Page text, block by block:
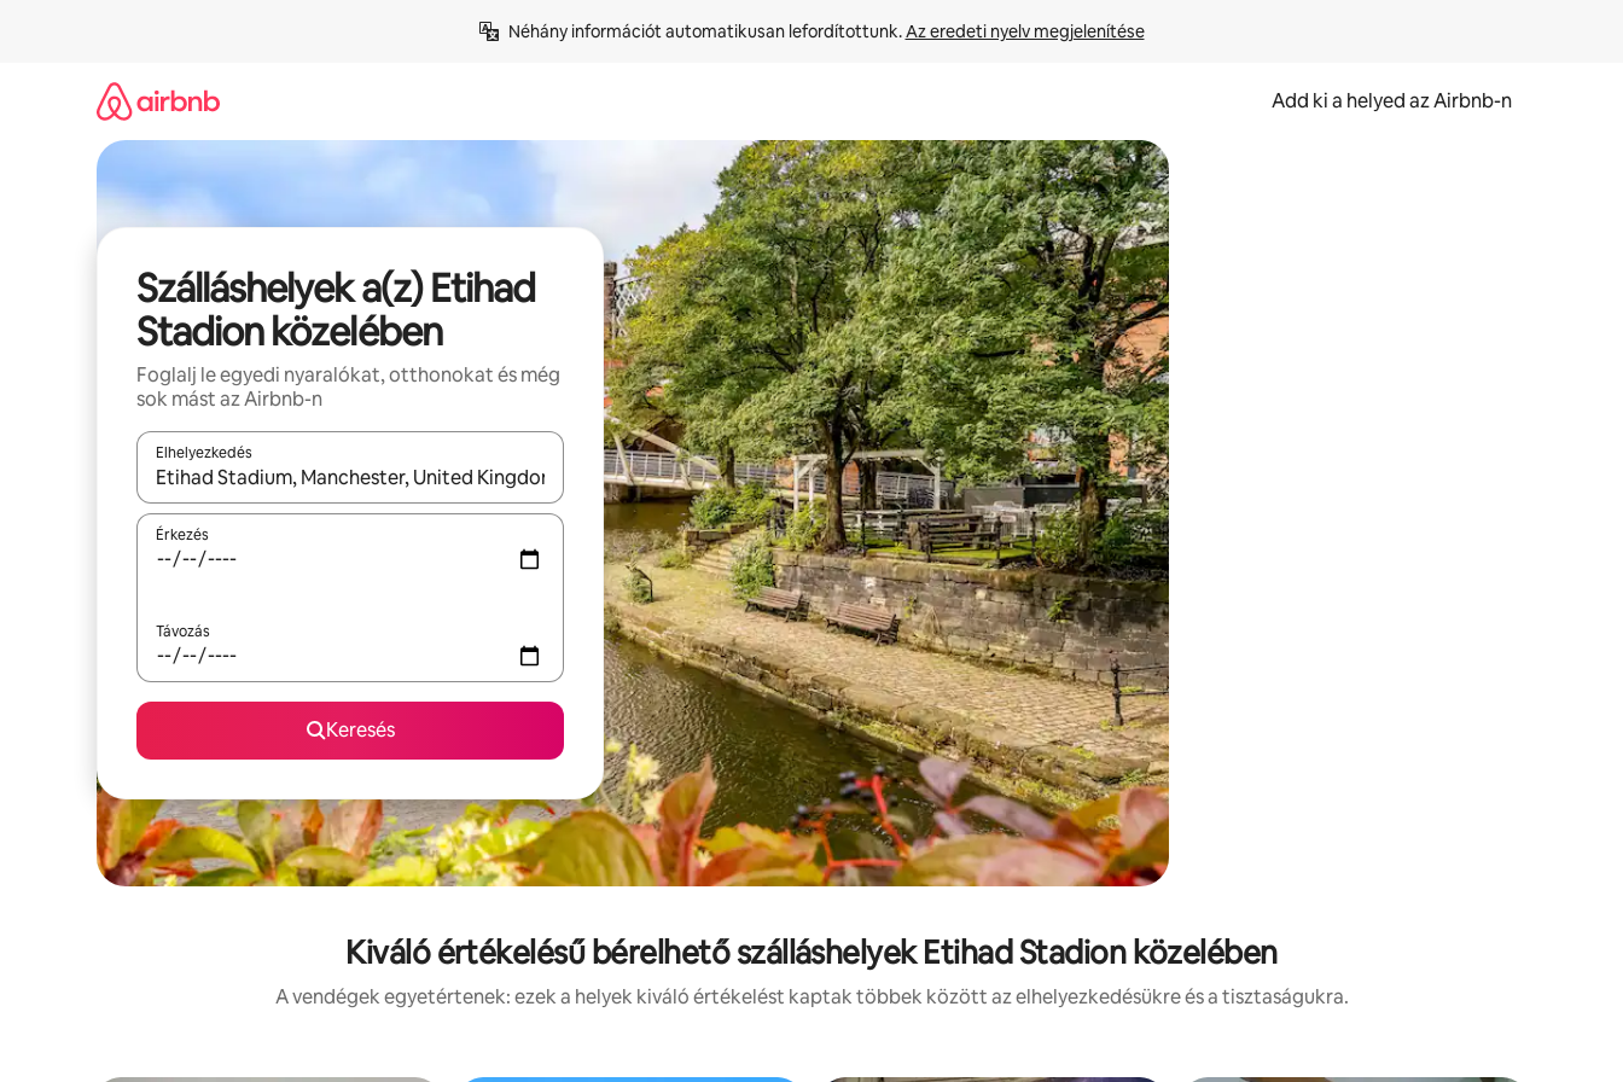
Néhány információt automatikusan lefordítottunk. Az eredeti nyelv megjelenítése
Add ki a helyed az Airbnb-n
Szálláshelyek a(z) Etihad
Stadion közelében
Foglalj le egyedi nyaralókat, otthonokat és még
sok mást az Airbnb-n
Elhelyezkedés
Az eredmények között a felfelé és a lefelé nyíllal navigálhatsz, illetve érintő és lapozó mozdulatokkal is felfedezheted őket.
Érkezés
Távozás
Keresés
Kiváló értékelésű bérelhető szálláshelyek Etihad Stadion közelében
A vendégek egyetértenek: ezek a helyek kiváló értékelést kaptak többek között az elhelyezkedésükre és a tisztaságukra.